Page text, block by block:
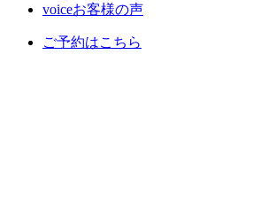
voiceお客様の声
ご予約はこちら